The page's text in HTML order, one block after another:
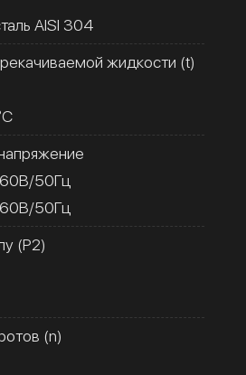
AISI 304
жидкости (t)
50Гц
50Гц
(Р2)
(n)